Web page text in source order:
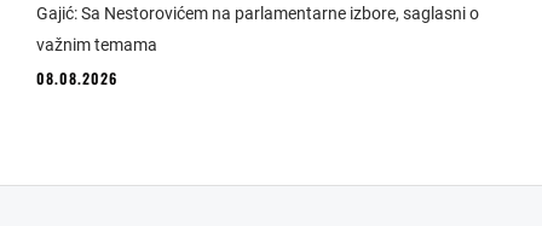
Gajić: Sa Nestorovićem na parlamentarne izbore, saglasni o
važnim temama
08.08.2026